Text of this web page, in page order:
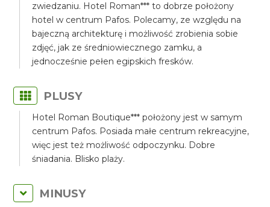
zwiedzaniu. Hotel Roman*** to dobrze położony
hotel w centrum Pafos. Polecamy, ze względu na
bajeczną architekturę i możliwość zrobienia sobie
zdjęć, jak ze średniowiecznego zamku, a
jednocześnie pełen egipskich fresków.
PLUSY
Hotel Roman Boutique*** położony jest w samym
centrum Pafos. Posiada małe centrum rekreacyjne,
więc jest też możliwość odpoczynku. Dobre
śniadania. Blisko plaży.
MINUSY